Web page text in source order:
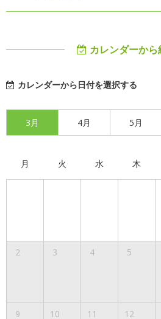
カレンダーか
カレンダーから日付を選択する
3月 4月 5月
月 火 水 木
2 3 4 5
9 10 11 12